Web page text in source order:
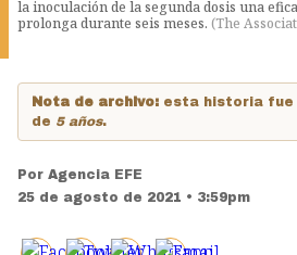
la inoculación de la segunda dosis una
prolonga durante seis meses. (The
Nota de archivo: esta historia fue
de 5 años.
Por Agencia EFE
25 de agosto de 2021 • 3:59pm